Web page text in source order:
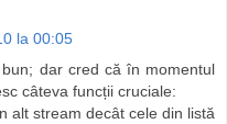
la 00:05
dar cred că în momentul
câteva funcții cruciale:
alt stream decât cele din listă